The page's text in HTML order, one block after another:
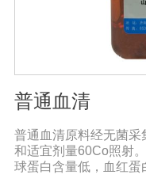
普通血清
普通血清原料经无菌
和适宜剂量60Co照射
球蛋白含量低，血红蛋